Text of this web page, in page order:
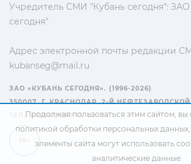
Учредитель СМИ "Кубань сегодня": ЗАО
сегодня"
Адрес электронной почты редакции
kubanseg@mail.ru
ЗАО «КУБАНЬ СЕГОДНЯ». (1996-2026)
350007, Г. КРАСНОДАР, 2-Й
ТЕЛ.: +7(861) 267-15-15
Продолжая пользоваться этим сайтом, вы
политикой обработки персональных данных
элементы сайта могут использовать
аналитические данные.